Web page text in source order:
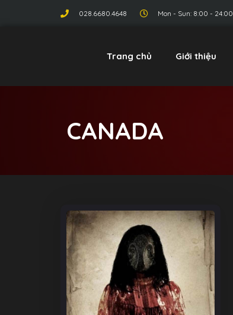
028.6680.4648 Mon - Sun: 8:00 - 24:00
Trang chủ Giới thiệu
CANADA